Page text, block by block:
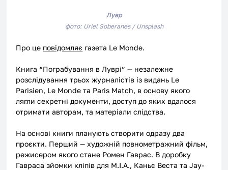
Лувр
фото: Uriel Soberanes / Unsplash
Про це повідомляє газета Le Monde.
Книга “Пограбування в Луврі” — незалежне
розслідування трьох журналістів із видань Le
Parisien, Le Monde та Paris Match, в основу якого
лягли секретні документи, доступ до яких вдалося
отримати авторам, та матеріали слідства.
На основі книги планують створити одразу два
проєкти. Перший — художній повнометражний фільм,
режисером якого стане Ромен Гаврас. В доробку
Гавраса зйомки кліпів для M.I.A., Каньє Веста та Jay-